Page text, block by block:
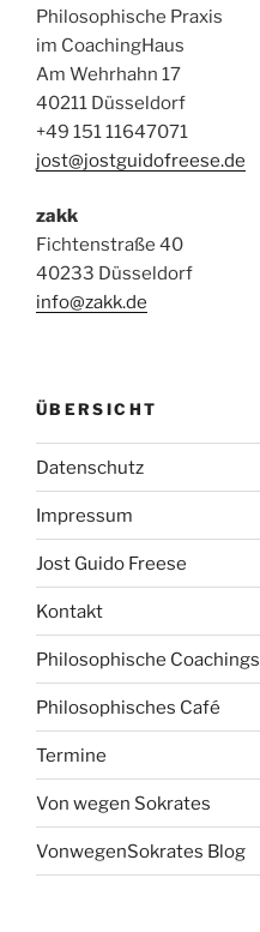
Philosophische Praxis
im CoachingHaus
Am Wehrhahn 17
40211 Düsseldorf
+49 151 11647071
jost@jostguidofreese.de
zakk
Fichtenstraße 40
40233 Düsseldorf
info@zakk.de
ÜBERSICHT
Datenschutz
Impressum
Jost Guido Freese
Kontakt
Philosophische Coachings
Philosophisches Café
Termine
Von wegen Sokrates
VonwegenSokrates Blog